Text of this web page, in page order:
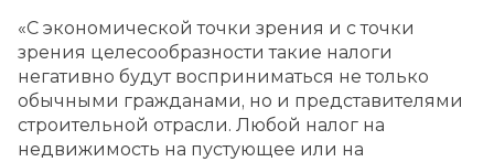
«С экономической точки зрения и с точки
зрения целесообразности такие налоги
негативно будут восприниматься не только
обычными гражданами, но и представителями
строительной отрасли. Любой налог на
недвижимость на пустующее или на